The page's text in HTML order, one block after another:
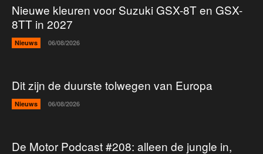
Nieuwe kleuren voor Suzuki GSX-8T en GSX-
8TT in 2027
Nieuws 06/08/2026
Dit zijn de duurste tolwegen van Europa
Nieuws 06/08/2026
De Motor Podcast #208: alleen de jungle in,